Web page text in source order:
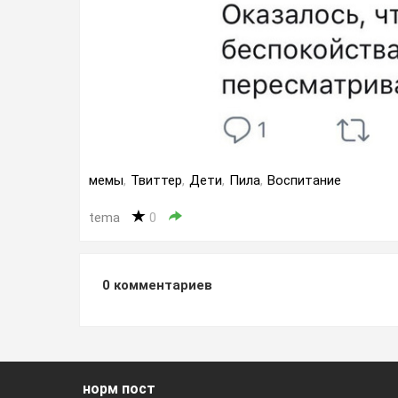
мемы, Твиттер, Дети, Пила, Воспитание
tema 0
0 комментариев
норм пост